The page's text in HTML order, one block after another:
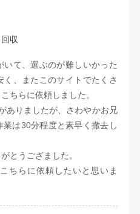
収
て、選ぶのが難しいかった
、またこのサイトでたくさ
ちらに依頼しました。
ありましたが、さわやかお兄
は30分程度と素早く撤去し
とうござました。
ちらに依頼したいと思いま